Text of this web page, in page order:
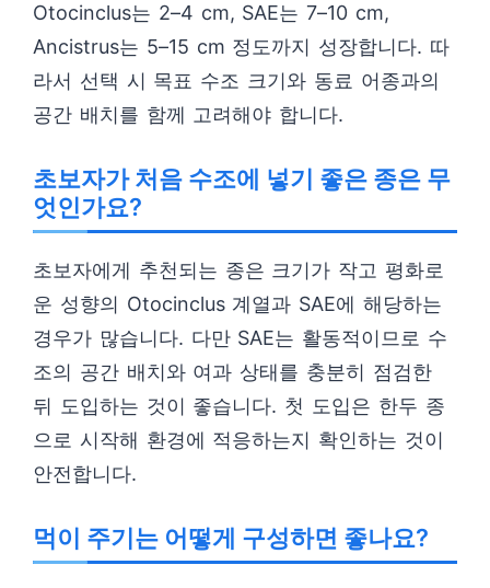
Otocinclus는 2–4 cm, SAE는 7–10 cm,
Ancistrus는 5–15 cm 정도까지 성장합니다. 따
라서 선택 시 목표 수조 크기와 동료 어종과의
공간 배치를 함께 고려해야 합니다.
초보자가 처음 수조에 넣기 좋은 종은 무
엇인가요?
초보자에게 추천되는 종은 크기가 작고 평화로
운 성향의 Otocinclus 계열과 SAE에 해당하는
경우가 많습니다. 다만 SAE는 활동적이므로 수
조의 공간 배치와 여과 상태를 충분히 점검한
뒤 도입하는 것이 좋습니다. 첫 도입은 한두 종
으로 시작해 환경에 적응하는지 확인하는 것이
안전합니다.
먹이 주기는 어떻게 구성하면 좋나요?